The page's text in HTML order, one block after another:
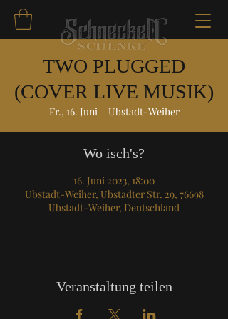
TWO PLUGGED
(COVER LIVE MUSIK)
Fr., 16. Juni
  |
Ubstadt-Weiher
Wo isch's?
16. Juni 2023, 18:00
Ubstadt-Weiher, Ubstadter Str. 29, 76698
Ubstadt-Weiher, Deutschland
Veranstaltung teilen